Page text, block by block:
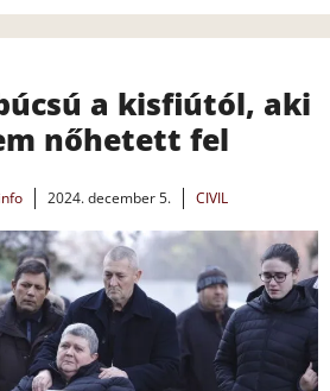
a kisfiútól, aki
nőhetett fel
2024. december 5. CIVIL